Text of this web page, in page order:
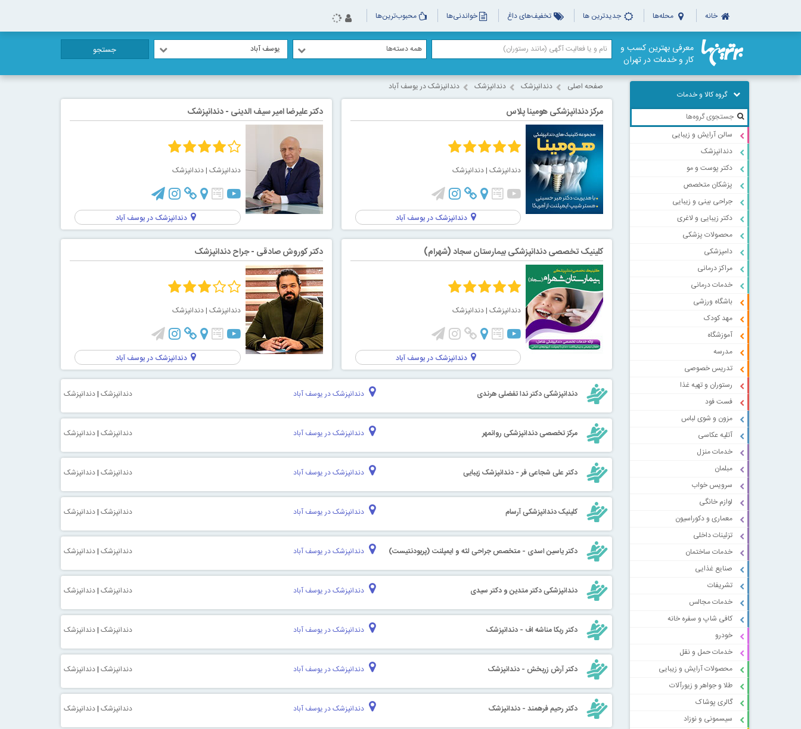
خانه محله‌ها جدیدترین ها تخفیف‌های داغ خواندنی‌ها محبوب‌ترین‌ها
معرفی بهترین کسب و
کار و خدمات در تهران
همه دسته‌ها یوسف آباد جستجو
گروه کالا و خدمات
سالن آرایش و زیبایی
دندانپزشک
دکتر پوست و مو
پزشکان متخصص
جراحی بینی و زیبایی
دکتر زیبایی و لاغری
محصولات پزشکی
دامپزشکی
مراکز درمانی
خدمات درمانی
باشگاه ورزشی
مهد کودک
آموزشگاه
مدرسه
تدریس خصوصی
رستوران و تهیه غذا
فست فود
مزون و شوی لباس
آتلیه عکاسی
خدمات منزل
مبلمان
سرویس خواب
لوازم خانگی
معماری و دکوراسیون
تزئینات داخلی
خدمات ساختمان
صنایع غذایی
تشریفات
خدمات مجالس
کافی شاپ و سفره خانه
خودرو
خدمات حمل و نقل
محصولات آرایش و زیبایی
طلا و جواهر و زیورآلات
گالری پوشاک
سیسمونی و نوزاد
صفحه اصلی دندانپزشک دندانپزشک دندانپزشک در یوسف آباد
مرکز دندانپزشکی هومینا پلاس
دندانپزشک | دندانپزشک
دندانپزشک در یوسف آباد
دکتر علیرضا امیر سیف الدینی - دندانپزشک
دندانپزشک | دندانپزشک
دندانپزشک در یوسف آباد
کلینیک تخصصی دندانپزشکی بیمارستان سجاد (شهرام)
دندانپزشک | دندانپزشک
دندانپزشک در یوسف آباد
دکتر کوروش صادقی - جراح دندانپزشک
دندانپزشک | دندانپزشک
دندانپزشک در یوسف آباد
دندانپزشکی دکتر ندا تفضلی هرندی دندانپزشک در یوسف آباد دندانپزشک|دندانپزشک
مرکز تخصصی دندانپزشکی روانمهر دندانپزشک در یوسف آباد دندانپزشک|دندانپزشک
دكتر علی شجاعی فر - دندانپزشک زیبایی دندانپزشک در یوسف آباد دندانپزشک|دندانپزشک
کلینیک دندانپزشکی آرسام دندانپزشک در یوسف آباد دندانپزشک|دندانپزشک
دکتر یاسین اسدی - متخصص جراحی لثه و ایمپلنت (پریودنتیست) دندانپزشک در یوسف آباد دندانپزشک|دندانپزشک
دندانپزشکی دکتر متدین و دکتر سیدی دندانپزشک در یوسف آباد دندانپزشک|دندانپزشک
دکتر ربکا مناشه اف - دندانپزشک دندانپزشک در یوسف آباد دندانپزشک|دندانپزشک
دکتر آرش زربخش - دندانپزشک دندانپزشک در یوسف آباد دندانپزشک|دندانپزشک
دکتر رحیم فرهمند - دندانپزشک دندانپزشک در یوسف آباد دندانپزشک|دندانپزشک